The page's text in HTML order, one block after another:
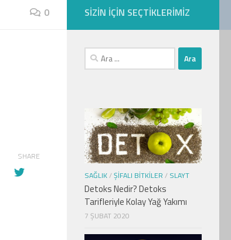
0
SHARE
SIZIN IÇIN SEÇTIKLERIMIZ
Arama:
SAĞLIK/ŞIFALI BITKILER / SLAYT
Detoks Nedir? Detoks
Tarifleriyle Kolay Yağ Yakımı
7 ŞUBAT 2020